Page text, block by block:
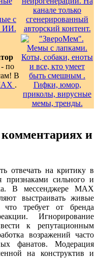
- по
В
.
комментариях и
отвечать на критику в
признаками сильного и
В мессенджере MAX
выстраивать живые
требует от бренда
Игнорирование
к репутационным
возражений часто
фанатов. Модерация
на конструктив и